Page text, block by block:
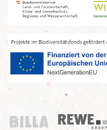
Billa
REWE Group